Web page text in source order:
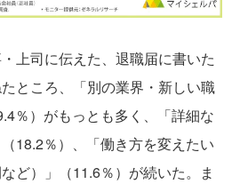
上司に伝えた、退職届に書いた
ところ、「別の業界・新しい職
％）がもっとも多く、「詳細な
18.2％）、「働き方を変えたい
ど）」（11.6％）が続いた。ま